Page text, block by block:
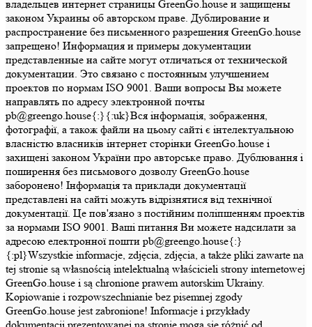
владельцев интернет страницы GreenGo.house и защищены
законом Украины об авторском праве. Дублирование и
распространение без письменного разрешения GreenGo.house
запрещено! Информация и примеры документации
представленные на сайте могут отличаться от технической
документации. Это связано с постоянным улучшением
проектов по нормам ISO 9001. Ваши вопросы Вы можете
направлять по адресу электронной почты
pb@greengo.house{:}{:uk}Вся інформація, зображення,
фотографії, а також файли на цьому сайті є інтелектуальною
власністю власників інтернет сторінки GreenGo.house і
захищені законом України про авторське право. Дублювання і
поширення без письмового дозволу GreenGo.house
заборонено! Інформація та приклади документації
представлені на сайті можуть відрізнятися від технічної
документації. Це пов'язано з постійним поліпшенням проектів
за нормами ISO 9001. Ваші питання Ви можете надсилати за
адресою електронної пошти pb@greengo.house{:}
{:pl}Wszystkie informacje, zdjęcia, zdjęcia, a także pliki zawarte na
tej stronie są własnością intelektualną właścicieli strony internetowej
GreenGo.house i są chronione prawem autorskim Ukrainy.
Kopiowanie i rozpowszechnianie bez pisemnej zgody
GreenGo.house jest zabronione! Informacje i przykłady
dokumentacji prezentowanej na stronie mogą się różnić od